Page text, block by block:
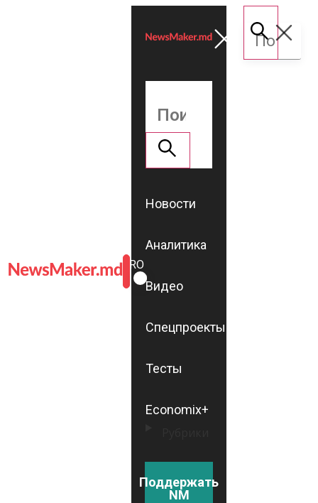
ROMÂNĂ
RU
Новости
Аналитика
Видео
Спецпроекты
Тесты
Economix+
Поддержать
NM